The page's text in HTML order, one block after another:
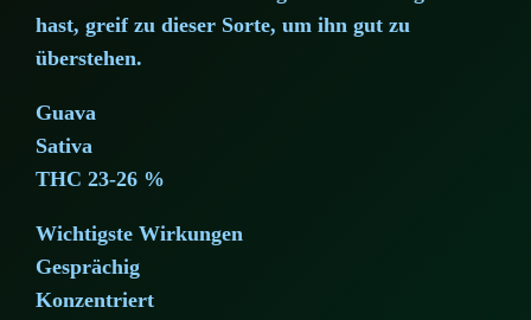
hast, greif zu dieser Sorte, um ihn gut zu
überstehen.
Guava
Sativa
THC 23-26 %
Wichtigste Wirkungen
Gesprächig
Konzentriert